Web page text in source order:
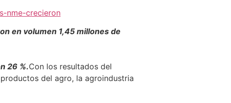
nme-crecieron
en volumen 1,45 millones de
26 %.Con los resultados del
del agro, la agroindustria